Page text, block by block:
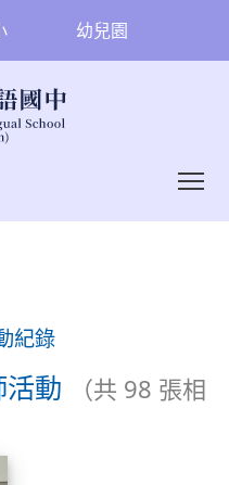
幼兒園
紀錄
動
（共 98 張相
2026/01/07會考誓師活